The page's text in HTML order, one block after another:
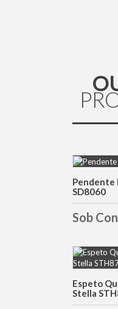
Pendente
SD8060
Sob
Espeto
Stella